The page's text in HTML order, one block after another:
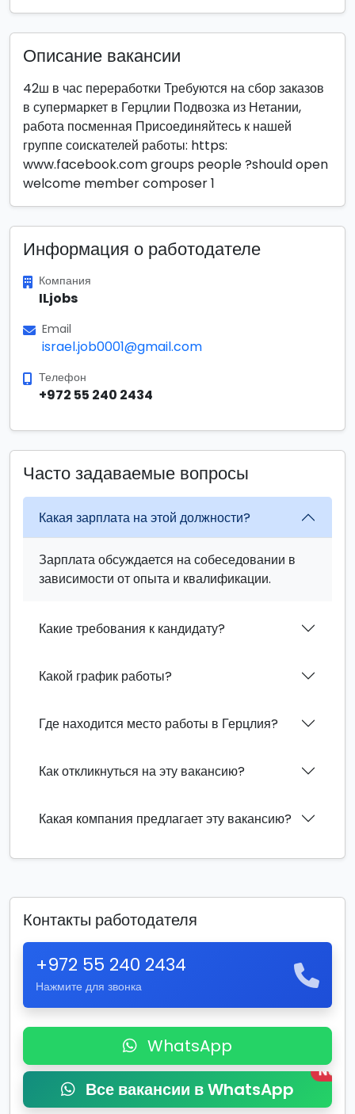
Описание вакансии
42ш в час переработки Требуются на сбор заказов
в супермаркет в Герцлии Подвозка из Нетании,
работа посменная Присоединяйтесь к нашей
группе соискателей работы: https:
www.facebook.com groups people ?should open
welcome member composer 1
Информация о работодателе
Компания
ILjobs
Email
israel.job0001@gmail.com
Телефон
+972 55 240 2434
Часто задаваемые вопросы
Какая зарплата на этой должности?
Зарплата обсуждается на собеседовании в
зависимости от опыта и квалификации.
Какие требования к кандидату?
Какой график работы?
Где находится место работы в Герцлия?
Как откликнуться на эту вакансию?
Какая компания предлагает эту вакансию?
Контакты работодателя
+972 55 240 2434
Нажмите для звонка
WhatsApp
Все вакансии в WhatsApp
New